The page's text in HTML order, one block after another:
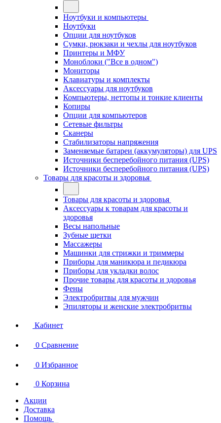
Ноутбуки и компьютеры
Ноутбуки
Опции для ноутбуков
Сумки, рюкзаки и чехлы для ноутбуков
Принтеры и МФУ
Моноблоки ("Все в одном")
Мониторы
Клавиатуры и комплекты
Аксессуары для ноутбуков
Компьютеры, неттопы и тонкие клиенты
Копиры
Опции для компьютеров
Сетевые фильтры
Сканеры
Стабилизаторы напряжения
Заменяемые батареи (аккумуляторы) для UPS
Источники бесперебойного питания (UPS)
Источники бесперебойного питания (UPS)
Товары для красоты и здоровья
Товары для красоты и здоровья
Аксессуары к товарам для красоты и
здоровья
Весы напольные
Зубные щетки
Массажеры
Машинки для стрижки и триммеры
Приборы для маникюра и педикюра
Приборы для укладки волос
Прочие товары для красоты и здоровья
Фены
Электробритвы для мужчин
Эпиляторы и женские электробритвы
Кабинет
0 Сравнение
0 Избранное
0 Корзина
Акции
Доставка
Помощь